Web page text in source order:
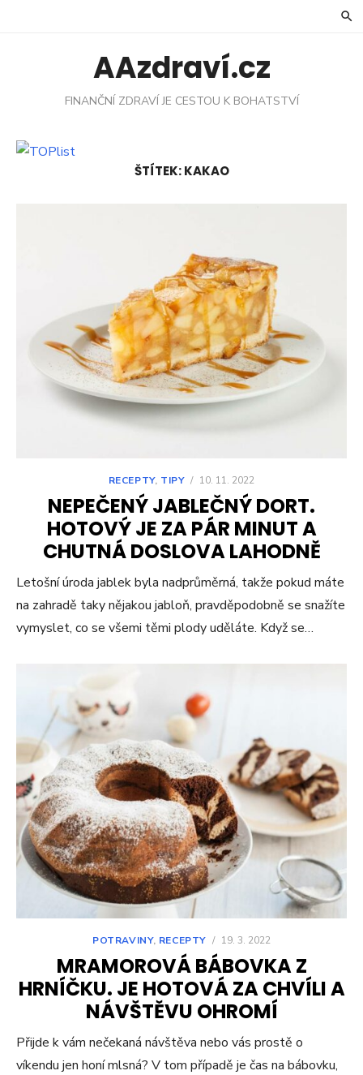
AAzdraví.cz
FINANČNÍ ZDRAVÍ JE CESTOU K BOHATSTVÍ
ŠTÍTEK:KAKAO
RECEPTY, TIPY / 10. 11. 2022
NEPEČENÝ JABLEČNÝ DORT.
HOTOVÝ JE ZA PÁR MINUT A
CHUTNÁ DOSLOVA LAHODNĚ
Letošní úroda jablek byla nadprůměrná, takže pokud máte
na zahradě taky nějakou jabloň, pravděpodobně se snažíte
vymyslet, co se všemi těmi plody uděláte. Když se…
POTRAVINY, RECEPTY / 19. 3. 2022
MRAMOROVÁ BÁBOVKA Z
HRNÍČKU. JE HOTOVÁ ZA CHVÍLI A
NÁVŠTĚVU OHROMÍ
Přijde k vám nečekaná návštěva nebo vás prostě o
víkendu jen honí mlsná? V tom případě je čas na bábovku,